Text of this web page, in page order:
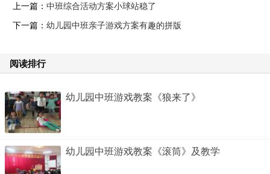
上一篇： 中班综合活动方案小球站稳了
下一篇： 幼儿园中班亲子游戏方案有趣的拼版
阅读排行
幼儿园中班游戏教案《狼来了》
幼儿园中班游戏教案《滚筒》及教学